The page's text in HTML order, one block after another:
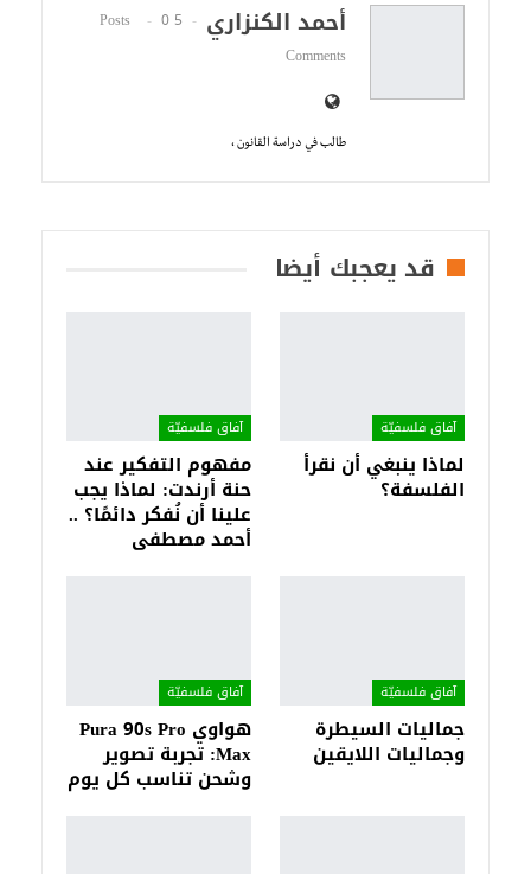
أحمد الكنزاري 5 Posts
0
Comments
طالب في دراسة القانون ،
قد يعجبك أيضا
آفاق فلسفيّة‎
لماذا ينبغي أن نقرأ
الفلسفة؟
آفاق فلسفيّة‎
مفهوم التفكير عند
حنة أرندت: لماذا يجب
علينا أن نُفكر دائمًا؟ ..
أحمد مصطفى
آفاق فلسفيّة‎
جماليات السيطرة
وجماليات اللايقين
آفاق فلسفيّة‎
هواوي Pura 90s Pro
Max: تجربة تصوير
وشحن تناسب كل يوم